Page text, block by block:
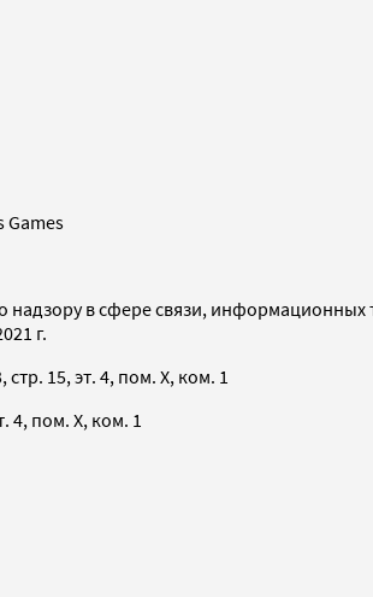
Games
надзору в сфере связи,
г.
15, эт. 4, пом. X, ком. 1
4, пом. X, ком. 1